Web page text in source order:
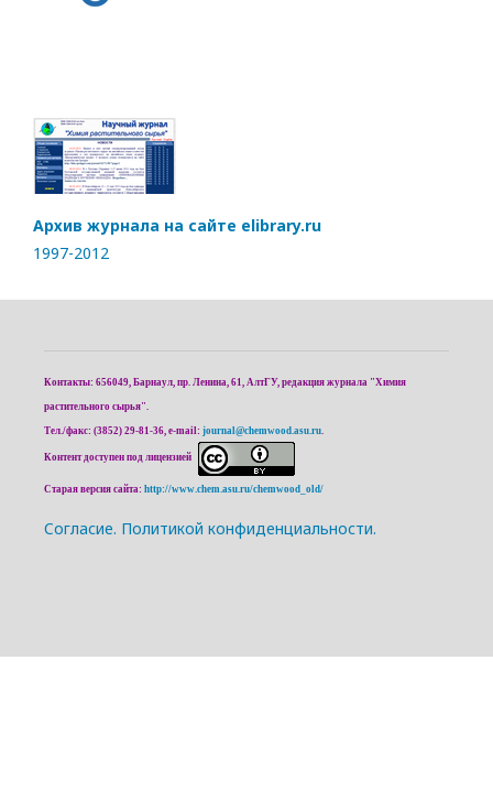
Архив журнала на сайте elibrary.ru
1997-2012
Контакты: 656049, Барнаул, пр. Ленина, 61, АлтГУ, редакция журнала "Химия
растительного сырья".
Тел./факс: (3852) 29-81-36, e-mail: journal@chemwood.asu.ru
Контент доступен под лицензией
Старая версия сайта: http://www.chem.asu.ru/chemwood_old/
Cогласие. Политикой конфиденциальности.